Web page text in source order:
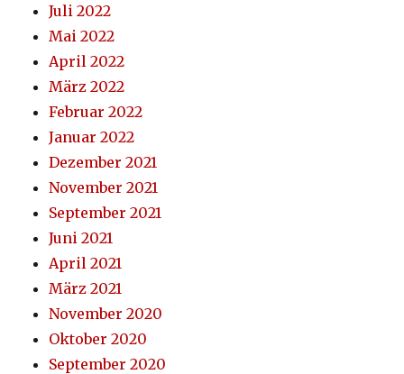
Juli 2022
Mai 2022
April 2022
März 2022
Februar 2022
Januar 2022
Dezember 2021
November 2021
September 2021
Juni 2021
April 2021
März 2021
November 2020
Oktober 2020
September 2020